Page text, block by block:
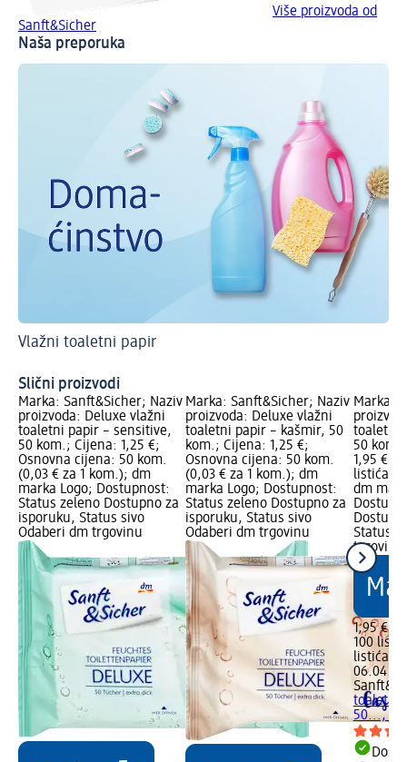
Više proizvoda od
Sanft&Sicher
Naša preporuka
Vlažni toaletni papir
Slični proizvodi
Marka: Sanft&Sicher; Naziv
proizvoda: Deluxe vlažni
toaletni papir – sensitive,
50 kom.; Cijena: 1,25 €;
Osnovna cijena: 50 kom.
(0,03 € za 1 kom.); dm
marka Logo; Dostupnost:
Status zeleno Dostupno za
isporuku, Status sivo
Odaberi dm trgovinu
Marka: Sanft&Sicher; Naziv
proizvoda: Deluxe vlažni
toaletni papir – kašmir, 50
kom.; Cijena: 1,25 €;
Osnovna cijena: 50 kom.
(0,03 € za 1 kom.); dm
marka Logo; Dostupnost:
Status zeleno Dostupno za
isporuku, Status sivo
Odaberi dm trgovinu
Marka:
toaletni
50
1,95 €;
listića
dm
Status
trgovinu
1,95 €
100
listića)
toaletni
50...,